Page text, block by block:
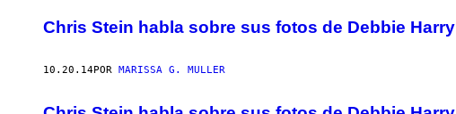
Chris Stein habla sobre sus fotos de Debbie Harry
10.20.14POR MARISSA G. MULLER